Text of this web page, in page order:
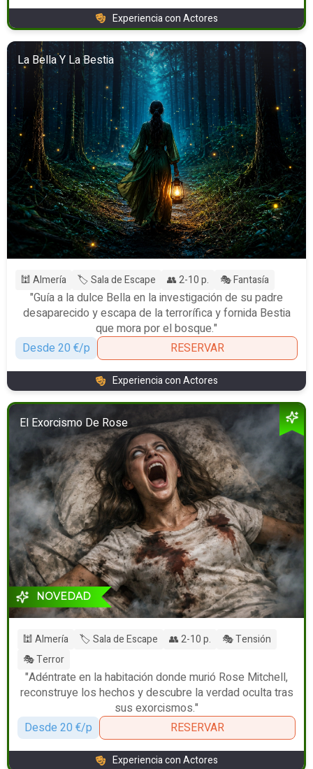
Experiencia con Actores
La Bella Y La Bestia
🕍 Almería 🏷️ Sala de Escape 👥 2-10 p. 🎭 Fantasía
"Guía a la dulce Bella en la investigación de su padre
desaparecido y escapa de la terrorífica y fornida Bestia
que mora por el bosque."
Desde 20 €/p
RESERVAR
Experiencia con Actores
El Exorcismo De Rose
NOVEDAD
🕍 Almería 🏷️ Sala de Escape 👥 2-10 p.
🎭 Tensión
🎭 Terror
"Adéntrate en la habitación donde murió Rose Mitchell,
reconstruye los hechos y descubre la verdad oculta tras
sus exorcismos."
Desde 20 €/p
RESERVAR
Experiencia con Actores